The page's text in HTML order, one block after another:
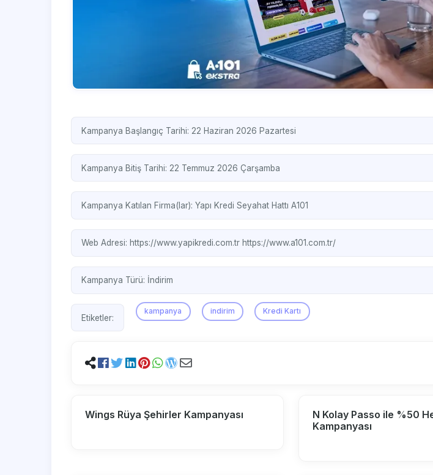
Kampanya Başlangıç Tarihi: 22 Haziran 2026 Pazartesi
Kampanya Bitiş Tarihi: 22 Temmuz 2026 Çarşamba
Kampanya Katılan Firma(lar): Yapı Kredi Seyahat Hattı A101
Web Adresi: https://www.yapikredi.com.tr https://www.a101.com.tr/
Kampanya Türü: İndirim
Etiketler:
kampanya indirim Kredi Kartı
Wings Rüya Şehirler Kampanyası
N Kolay Passo ile %50
Kampanyası